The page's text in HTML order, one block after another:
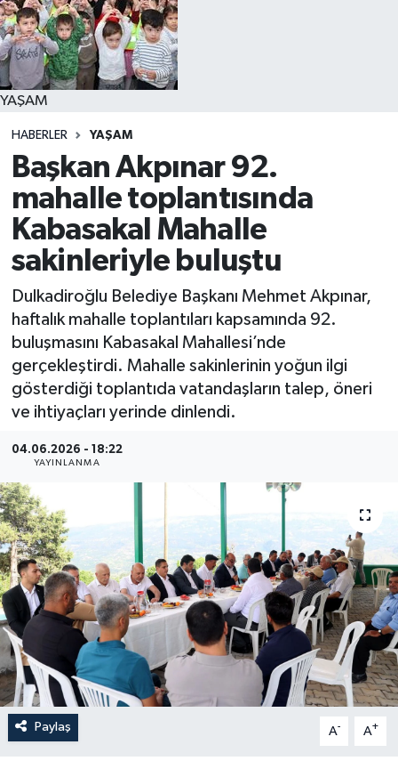
YAŞAM
HABERLER YAŞAM
Başkan Akpınar 92.
mahalle toplantısında
Kabasakal Mahalle
sakinleriyle buluştu
Dulkadiroğlu Belediye Başkanı Mehmet Akpınar,
haftalık mahalle toplantıları kapsamında 92.
buluşmasını Kabasakal Mahallesi’nde
gerçekleştirdi. Mahalle sakinlerinin yoğun ilgi
gösterdiği toplantıda vatandaşların talep, öneri
ve ihtiyaçları yerinde dinlendi.
04.06.2026 - 18:22
YAYINLANMA
Paylaş A- A+
YAŞAM